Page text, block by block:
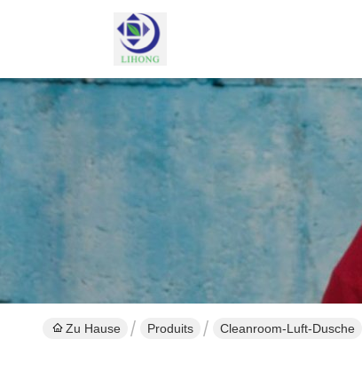
Zu Hause Produits Cleanroom-Luft-Dusche